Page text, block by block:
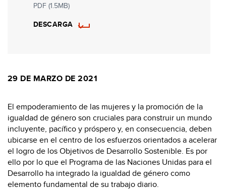
PDF (1.5MB)
DESCARGA
29 DE MARZO DE 2021
El empoderamiento de las mujeres y la promoción de la
igualdad de género son cruciales para construir un mundo
incluyente, pacífico y próspero y, en consecuencia, deben
ubicarse en el centro de los esfuerzos orientados a acelerar
el logro de los Objetivos de Desarrollo Sostenible. Es por
ello por lo que el Programa de las Naciones Unidas para el
Desarrollo ha integrado la igualdad de género como
elemento fundamental de su trabajo diario.